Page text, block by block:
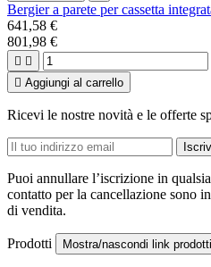
Bergier a parete per cassetta
641,58 €
801,98 €
 
 Aggiungi al carrello
Ricevi le nostre novità e le offerte
Puoi annullare l’iscrizione in
contatto per la cancellazione sono
di vendita.
Prodotti Mostra/nascondi link prodotti